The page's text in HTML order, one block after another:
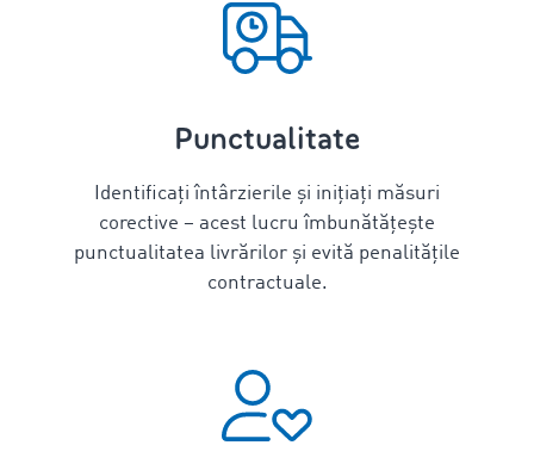
Punctualitate
Identificați întârzierile și inițiați măsuri
corective – acest lucru îmbunătățește
punctualitatea livrărilor și evită penalitățile
contractuale.